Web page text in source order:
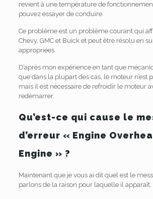
revient à une température de
pouvez essayer de conduire.
Ce problème est un problème courant qui
Chevy, GMC et Buick et peut être résolu en
appropriées.
D’après mon expérience en tant que
que dans la plupart des cas, le moteur n’est
mais il est nécessaire de refroidir le moteur
redémarrer.
Qu’est-ce qui cause le
d’erreur « Engine
Engine » ?
Maintenant que je vous ai dit quel est le
parlons de la raison pour laquelle il apparaît.